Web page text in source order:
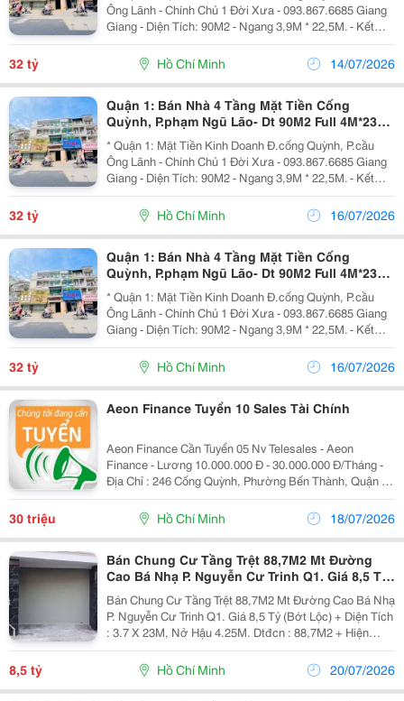
Ông Lãnh - Chính Chủ 1 Đời Xưa - 093.867.6685 Giang
Giang - Diện Tích: 90M2 - Ngang 3,9M * 22,5M. - Kết
Cấu: 4 Tầng - Sân Thượng. - Đang Sẵn Dòng Tiền Kinh
Doanh Đều - Vị Trí Trung Tâm Khan Hiếm...
32 tỷ Hồ Chí Minh 14/07/2026
Quận 1: Bán Nhà 4 Tầng Mặt Tiền Cống
Quỳnh, P.phạm Ngũ Lão- Dt 90M2 Full 4M*23M-
Chính Chủ Xưa Giang Giang Giá Tốt
* Quận 1: Mặt Tiền Kinh Doanh Đ.cống Quỳnh, P.cầu
Ông Lãnh - Chính Chủ 1 Đời Xưa - 093.867.6685 Giang
Giang - Diện Tích: 90M2 - Ngang 3,9M * 22,5M. - Kết
Cấu: 4 Tầng - Sân Thượng. - Đang Sẵn Dòng Tiền Kinh
Doanh Đều - Vị Trí Trung Tâm Khan Hiếm...
32 tỷ Hồ Chí Minh 16/07/2026
Quận 1: Bán Nhà 4 Tầng Mặt Tiền Cống
Quỳnh, P.phạm Ngũ Lão- Dt 90M2 Full 4M*23M-
Chính Chủ Xưa Giang Giang Giá Tốt
* Quận 1: Mặt Tiền Kinh Doanh Đ.cống Quỳnh, P.cầu
Ông Lãnh - Chính Chủ 1 Đời Xưa - 093.867.6685 Giang
Giang - Diện Tích: 90M2 - Ngang 3,9M * 22,5M. - Kết
Cấu: 4 Tầng - Sân Thượng. - Đang Sẵn Dòng Tiền Kinh
Doanh Đều - Vị Trí Trung Tâm Khan Hiếm...
32 tỷ Hồ Chí Minh 16/07/2026
Aeon Finance Tuyển 10 Sales Tài Chính
Aeon Finance Cần Tuyển 05 Nv Telesales - Aeon
Finance - Lương 10.000.000 Đ - 30.000.000 Đ/Tháng -
Địa Chỉ : 246 Cống Quỳnh, Phường Bến Thành, Quận 1,
Tp Hồ Chí Minh + Mô Tả Công Việc ▪︎ Gọi Điện Tư Vấn,
Giới Thiệu Sản Phẩm/Dịch Vụ Đến...
30 triệu Hồ Chí Minh 18/07/2026
Bán Chung Cư Tầng Trệt 88,7M2 Mt Đường
Cao Bá Nhạ P. Nguyễn Cư Trinh Q1. Giá 8,5 Tỷ
(Bớt Lộc)
Bán Chung Cư Tầng Trệt 88,7M2 Mt Đường Cao Bá Nhạ
P. Nguyễn Cư Trinh Q1. Giá 8,5 Tỷ (Bớt Lộc) + Diện Tích
: 3.7 X 23M, Nở Hậu 4.25M. Dtđcn : 88,7M2 + Hiện
Trạng : Trệt, Trống Suốt, 1Wc. Nhà Mới, Trống. + Vị Trí :
Gần Ngã 3 Cống Quỳnh, Cơ Sở 2...
8,5 tỷ Hồ Chí Minh 20/07/2026